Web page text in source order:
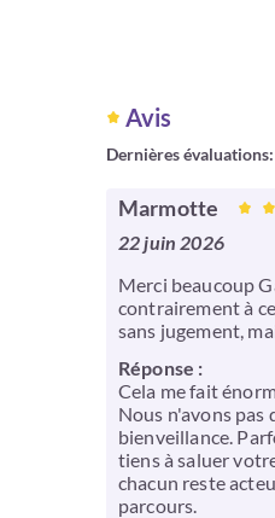
Avis
Dernières évaluations:
Marmotte
22 juin 2026
Merci beaucoup
contrairement à
sans jugement,
Réponse :
Cela me fait
Nous n'avons
bienveillance.
tiens à saluer
chacun reste
parcours.